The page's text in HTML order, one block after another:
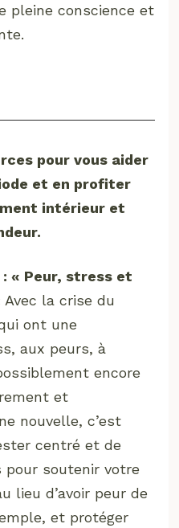
pleine conscience et
pour vous aider
et en profiter
intérieur et
« Peur, stress et
Avec la crise du
ont une
aux peurs, à
encore
et
nouvelle, c’est
centré et de
pour soutenir votre
lieu d’avoir peur de
et protéger